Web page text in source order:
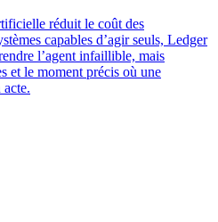
réduit le coût des
capables d’agir seuls, Ledger
l’agent infaillible, mais
et le moment précis où une